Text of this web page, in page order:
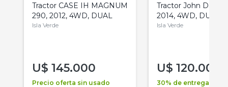
Tractor CASE IH MAGNUM
290, 2012, 4WD, DUAL
Isla Verde
U$ 145.000
Precio oferta sin usado
Tractor John Deere
2014, 4WD, DUAL
Isla Verde
U$ 120.000
30% de entrega +